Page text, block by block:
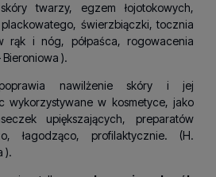
twarzy, egzem łojotokowych,
plackowatego, świerzbiączki, tocznia
rąk i nóg, półpaśca, rogowacenia
Bieroniowa ).
nawilżenie skóry i jej
wykorzystywane w kosmetyce, jako
upiększających, preparatów
łagodząco, profilaktycznie. (H.
).